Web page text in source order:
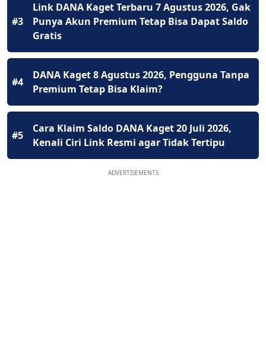
#3
Link DANA Kaget Terbaru 7 Agustus 2026, Gak
Punya Akun Premium Tetap Bisa Dapat Saldo
Gratis
#4
DANA Kaget 8 Agustus 2026, Pengguna Tanpa
Premium Tetap Bisa Klaim?
#5
Cara Klaim Saldo DANA Kaget 20 Juli 2026,
Kenali Ciri Link Resmi agar Tidak Tertipu
ADVERTISEMENTS